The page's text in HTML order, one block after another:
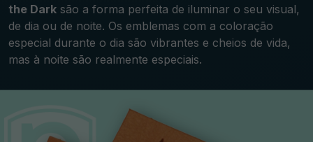
the Dark são a forma perfeita de iluminar o seu visual,
de dia ou de noite. Os emblemas com a coloração
especial durante o dia são vibrantes e cheios de vida,
mas à noite são realmente especiais.